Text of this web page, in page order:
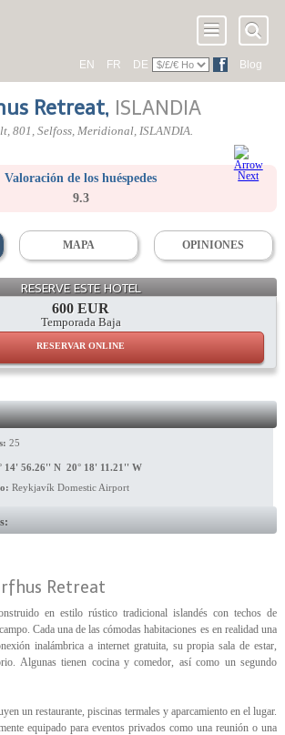
EN FR DE Blog
Retreat, ISLANDIA
,801 , Selfoss,Meridional,ISLANDIA.
Valoración de los huéspedes
9.3
MAPA OPINIONES
RESERVE ESTE HOTEL
600 EUR
Temporada Baja
RESERVAR ONLINE
25
14' 56.26'' N 20° 18' 11.21'' W
Reykjavík Domestic Airport
Retreat
en estilo rústico tradicional islandés con techos de
Cada una de las cómodas habitaciones es en realidad una
inalámbrica a internet gratuita, su propia sala de estar,
Algunas tienen cocina y comedor, así como un segundo
un restaurante, piscinas termales y aparcamiento en el lugar.
equipado para eventos privados como una reunión o una